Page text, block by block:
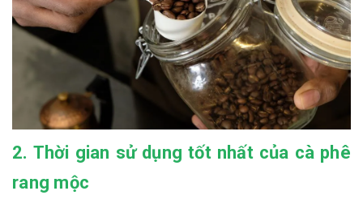
2. Thời gian sử dụng tốt nhất của cà phê
rang mộc